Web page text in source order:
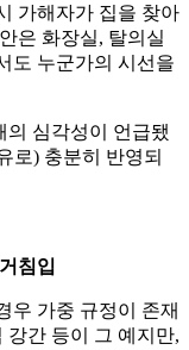
가해자가 집을 찾아
은 화장실, 탈의실
도 누군가의 시선을
의 심각성이 언급됐
로) 충분히 반영되
침입
우 가중 규정이 존재
강간 등이 그 예지만,